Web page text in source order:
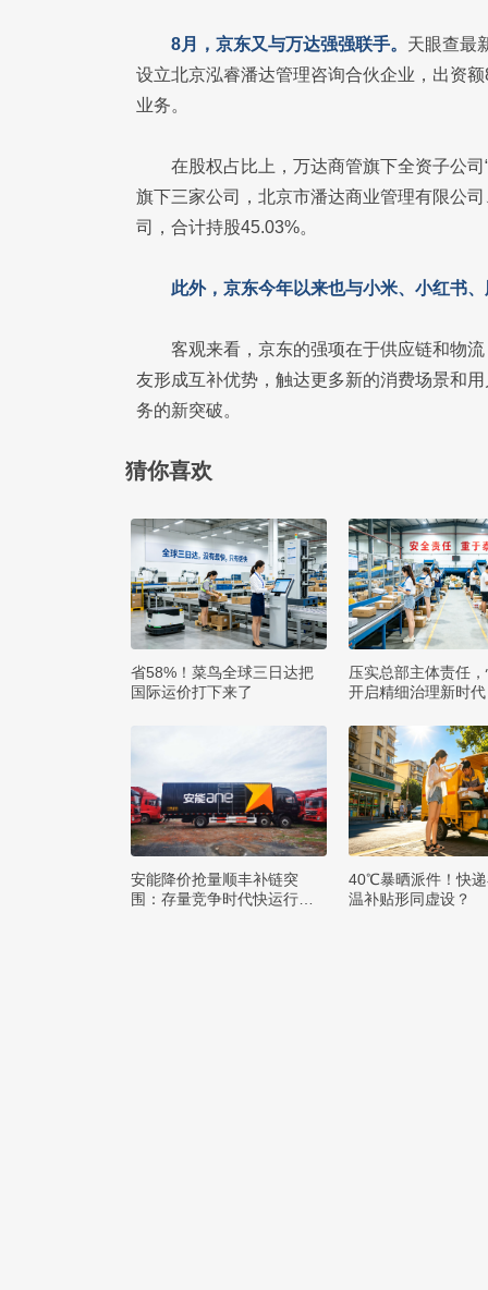
8月，京东又与万达强强联手。 天眼查最
设立北京泓睿潘达管理咨询合伙企业，出资
业务。
在股权占比上，万达商管旗下全资子公
旗下三家公司，北京市潘达商业管理有限公
司，合计持股45.03%。
此外，京东今年以来也与小米、小红书
客观来看，京东的强项在于供应链和物
友形成互补优势，触达更多新的消费场景和
务的新突破。
猜你喜欢
省58%！菜鸟全球三日达把
国际运价打下来了
压实总部主体责任
开启精细治理新时代
安能降价抢量顺丰补链突
围：存量竞争时代快运行业
40℃暴晒派件！快
温补贴形同虚设？